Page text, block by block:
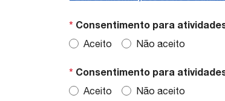
* Consentimento para
Aceito Não aceito
* Consentimento para
Aceito Não aceito